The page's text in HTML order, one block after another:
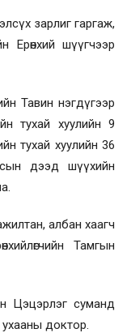
зарлиг гаргаж,
шүүгчээр
Тавин нэгдүгээр
тухай хуулийн 9
тухай хуулийн 36
дээд шүүхийн
албан хаагч
Тамгын
Цэцэрлэг суманд
ухааны доктор.